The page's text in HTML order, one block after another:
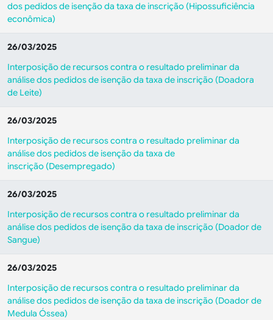
dos pedidos de isenção da taxa de inscrição (Hipossuficiência
econômica)
26/03/2025
Interposição de recursos contra o resultado preliminar da
análise dos pedidos de isenção da taxa de inscrição (Doadora
de Leite)
26/03/2025
Interposição de recursos contra o resultado preliminar da
análise dos pedidos de isenção da taxa de
inscrição (Desempregado)
26/03/2025
Interposição de recursos contra o resultado preliminar da
análise dos pedidos de isenção da taxa de inscrição (Doador de
Sangue)
26/03/2025
Interposição de recursos contra o resultado preliminar da
análise dos pedidos de isenção da taxa de inscrição (Doador de
Medula Óssea)